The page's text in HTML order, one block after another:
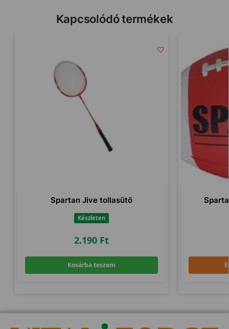
Kapcsolódó termékek
Spartan Jive tollasütő
Készleten
2.190 Ft
Kosárba teszem